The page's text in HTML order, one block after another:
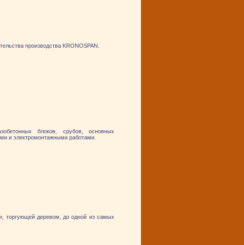
производства KRONOSPAN.
блоков, срубов, основных
и электромонтажными работами.
торгующей деревом, до одной из самых